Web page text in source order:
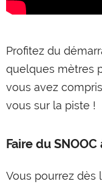
Profitez du
quelques mètres
vous avez
vous sur la piste !
Faire du
Vous pourrez dès